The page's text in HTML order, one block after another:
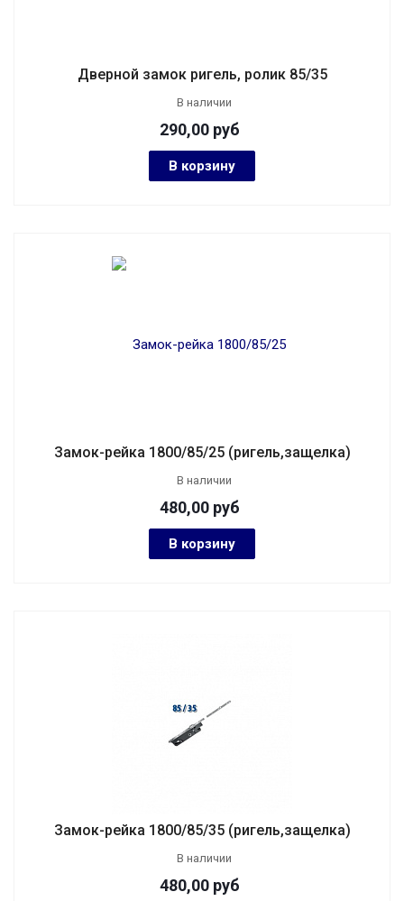
Дверной замок ригель, ролик 85/35
В наличии
290,00 руб
В корзину
Замок-рейка 1800/85/25 (ригель,защелка)
В наличии
480,00 руб
В корзину
Замок-рейка 1800/85/35 (ригель,защелка)
В наличии
480,00 руб